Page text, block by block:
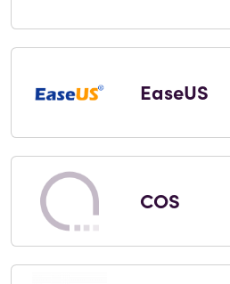
EaseUS
COS